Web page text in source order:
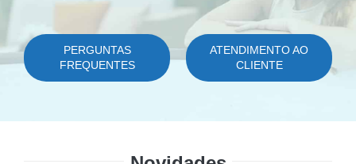
PERGUNTAS
FREQUENTES
ATENDIMENTO AO
CLIENTE